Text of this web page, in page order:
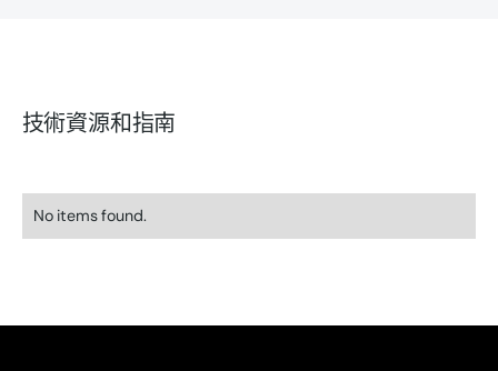
技術資源和指南
No items found.